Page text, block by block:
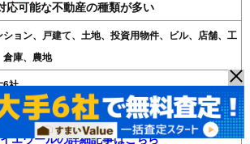
応可能な不動産の種類が多い
ション、戸建て、土地、投資用物件、ビル、店舗、工
倉庫、農地
6社
（東京スタンダード市場上場）
エウールの詳細記事はこちら